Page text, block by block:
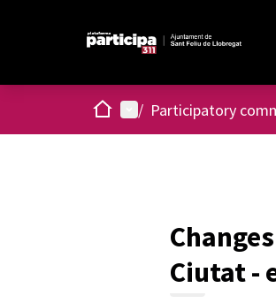
HomeMain menu
/ Participatory
Ciutat -